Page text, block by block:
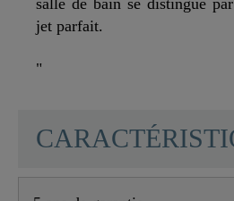
salle de bain se distingue
jet parfait.
"